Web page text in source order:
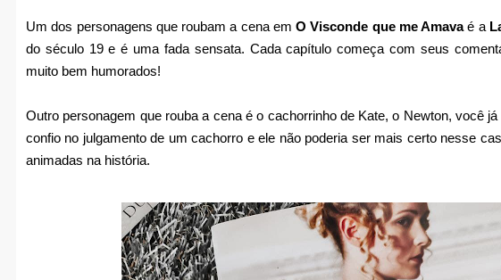
Um dos personagens que roubam a cena emO Visconde que me Amavaé a
do século 19 e é uma fada sensata. Cada capítulo começa com seus
muito bem humorados!
Outro personagem que rouba a cena é o cachorrinho de Kate, o Newton, você
confio no julgamento de um cachorro e ele não poderia ser mais certo nesse
animadas na história.